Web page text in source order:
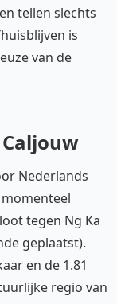
tellen slechts
is
van de
Nederlands
tegen Ng Ka
geplaatst).
en de 1.81
regio van